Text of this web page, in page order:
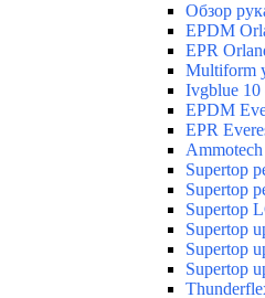
Обзор
EPDM
EPR
Multiform
Ivgblue 10
EPDM
EPR
Ammotech
Supertop
Supertop
Supertop
Supertop
Supertop
Supertop